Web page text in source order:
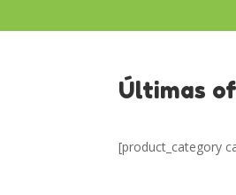
Últimas
[product_category